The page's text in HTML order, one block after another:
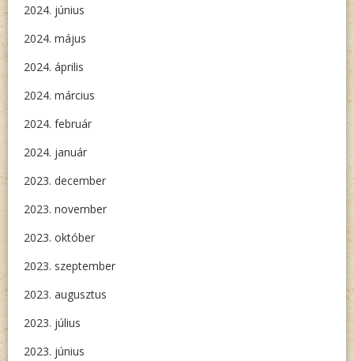
2024. június
2024. május
2024. április
2024. március
2024. február
2024. január
2023. december
2023. november
2023. október
2023. szeptember
2023. augusztus
2023. július
2023. június